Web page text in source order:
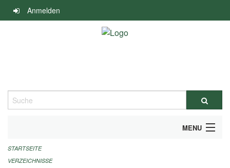
Navigation
überspringen
Anmelden
Suche
MENU
ALLGEMEINE INFORMATIONEN
STARTSEITE
VERZEICHNISSE